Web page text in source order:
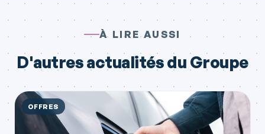
À LIRE AUSSI
D'autres actualités du Groupe
OFFRES